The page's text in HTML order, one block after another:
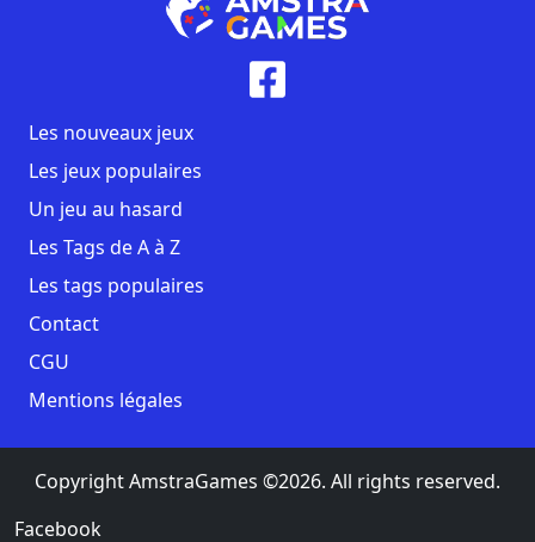
Les nouveaux jeux
Les jeux populaires
Un jeu au hasard
Les Tags de A à Z
Les tags populaires
Contact
CGU
Mentions légales
Copyright AmstraGames ©2026. All rights reserved.
Facebook